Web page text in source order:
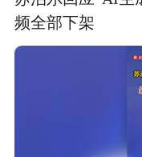
频全部下架